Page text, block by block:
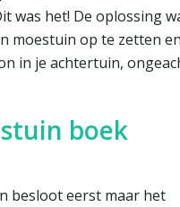
was het! De oplossing
moestuin op te zetten
in je achtertuin,
boek
besloot eerst maar het